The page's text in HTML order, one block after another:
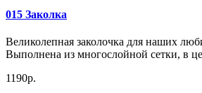
015 Заколка
Великолепная заколочка для наших
Выполнена из многослойной сетки, в
1190р.